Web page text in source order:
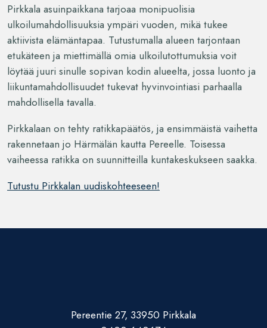
Pirkkala asuinpaikkana tarjoaa monipuolisia
ulkoilumahdollisuuksia ympäri vuoden, mikä tukee
aktiivista elämäntapaa. Tutustumalla alueen tarjontaan
etukäteen ja miettimällä omia ulkoilutottumuksia voit
löytää juuri sinulle sopivan kodin alueelta, jossa luonto ja
liikuntamahdollisuudet tukevat hyvinvointiasi parhaalla
mahdollisella tavalla.
Pirkkalaan on tehty ratikkapäätös, ja ensimmäistä vaihetta
rakennetaan jo Härmälän kautta Pereelle. Toisessa
vaiheessa ratikka on suunnitteilla kuntakeskukseen saakka.
Tutustu Pirkkalan uudiskohteeseen!
Pereentie 27, 33950 Pirkkala